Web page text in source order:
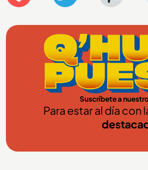
Suscríbete a
Para estar al día con